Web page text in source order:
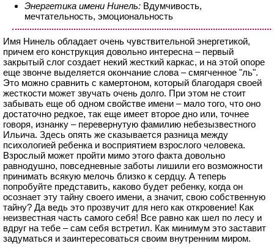
Энергетика имени Нинель: Вдумчивость,
мечтательность, эмоциональность
Имя Нинель обладает очень чувствительной энергетикой,
причем его конструкция довольно интересна – первый
закрытый слог создает некий жесткий каркас, и на этой опоре
еще звонче выделяется окончание слова – смягченное "ль".
Это можно сравнить с камертоном, который благодаря своей
жесткости может звучать очень долго. При этом не стоит
забывать еще об одном свойстве имени – мало того, что оно
достаточно редкое, так еще имеет второе дно или, точнее
говоря, изнанку – перевернутую фамилию небезызвестного
Ильича. Здесь опять же сказывается разница между
психологией ребенка и восприятием взрослого человека.
Взрослый может пройти мимо этого факта довольно
равнодушно, повседневные заботы лишили его возможности
принимать всякую мелочь близко к сердцу. А теперь
попробуйте представить, каково будет ребенку, когда он
осознает эту тайну своего имени, а значит, свою собственную
тайну? Да ведь это прозвучит для него как откровение! Как
неизвестная часть самого себя! Все равно как шел по лесу и
вдруг на тебе – сам себя встретил. Как минимум это заставит
задуматься и заинтересоваться своим внутренним миром.